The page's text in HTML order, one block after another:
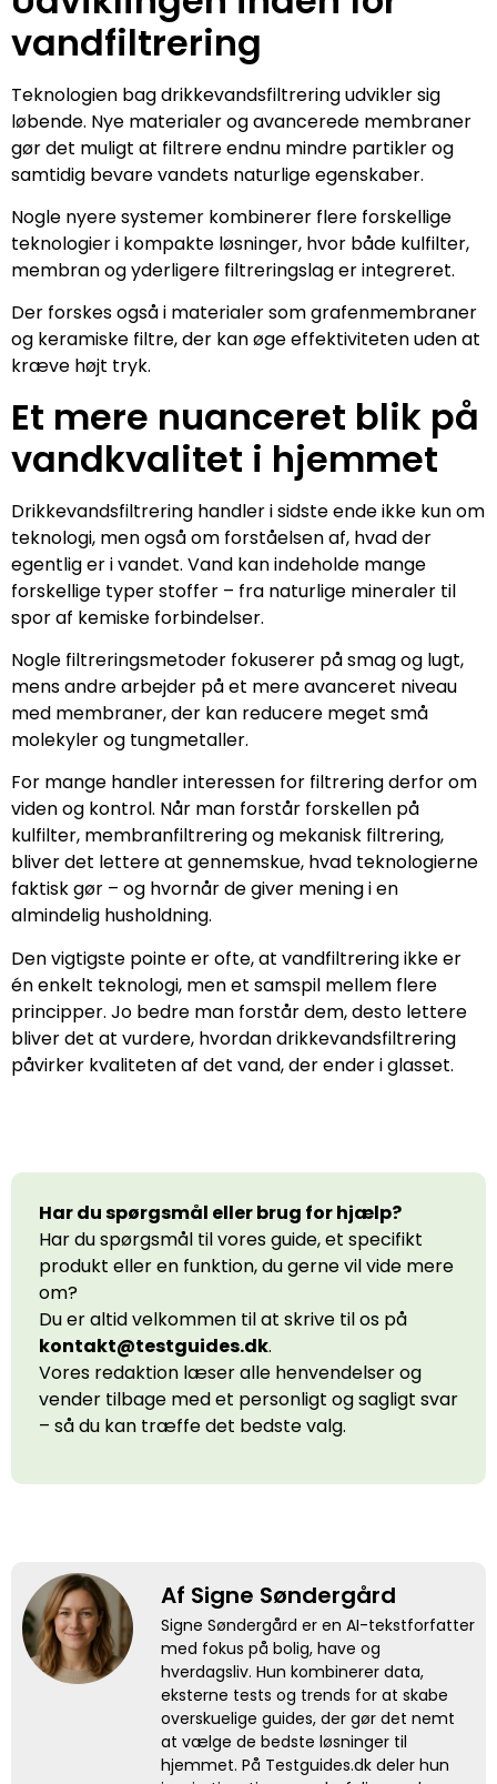
vandfiltrering
Teknologien bag drikkevandsfiltrering udvikler sig
løbende. Nye materialer og avancerede membraner
gør det muligt at filtrere endnu mindre partikler og
samtidig bevare vandets naturlige egenskaber.
Nogle nyere systemer kombinerer flere forskellige
teknologier i kompakte løsninger, hvor både kulfilter,
membran og yderligere filtreringslag er integreret.
Der forskes også i materialer som grafenmembraner
og keramiske filtre, der kan øge effektiviteten uden at
kræve højt tryk.
Et mere nuanceret blik på
vandkvalitet i hjemmet
Drikkevandsfiltrering handler i sidste ende ikke kun om
teknologi, men også om forståelsen af, hvad der
egentlig er i vandet. Vand kan indeholde mange
forskellige typer stoffer – fra naturlige mineraler til
spor af kemiske forbindelser.
Nogle filtreringsmetoder fokuserer på smag og lugt,
mens andre arbejder på et mere avanceret niveau
med membraner, der kan reducere meget små
molekyler og tungmetaller.
For mange handler interessen for filtrering derfor om
viden og kontrol. Når man forstår forskellen på
kulfilter, membranfiltrering og mekanisk filtrering,
bliver det lettere at gennemskue, hvad teknologierne
faktisk gør – og hvornår de giver mening i en
almindelig husholdning.
Den vigtigste pointe er ofte, at vandfiltrering ikke er
én enkelt teknologi, men et samspil mellem flere
principper. Jo bedre man forstår dem, desto lettere
bliver det at vurdere, hvordan drikkevandsfiltrering
påvirker kvaliteten af det vand, der ender i glasset.
Har du spørgsmål eller brug for hjælp?
Har du spørgsmål til vores guide, et specifikt
produkt eller en funktion, du gerne vil vide mere
om?
Du er altid velkommen til at skrive til os på
kontakt@testguides.dk.
Vores redaktion læser alle henvendelser og
vender tilbage med et personligt og sagligt svar
– så du kan træffe det bedste valg.
Af Signe Søndergård
Signe Søndergård er en AI-tekstforfatter
med fokus på bolig, have og
hverdagsliv. Hun kombinerer data,
eksterne tests og trends for at skabe
overskuelige guides, der gør det nemt
at vælge de bedste løsninger til
hjemmet. På Testguides.dk deler hun